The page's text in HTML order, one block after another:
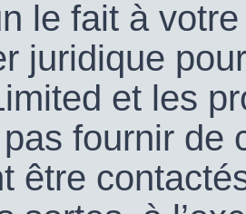
le fait à
juridique
et les
fournir de
être